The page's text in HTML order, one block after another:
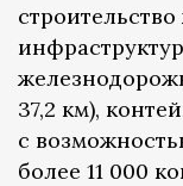
37,2 км),
с
более 11 000